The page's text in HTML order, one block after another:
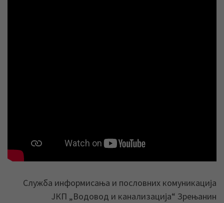
Служба информисања и пословних комуникација
ЈКП „Водовод и канализација“ Зрењанин